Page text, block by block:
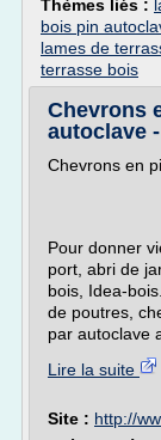
Thèmes liés :
bois pin
lames de
terrasse bois
Chevrons
autoclave
Chevrons en
Pour donner
port, abri de
bois, Idea-
de poutres,
par autoclave
Lire la suite
Site : http://